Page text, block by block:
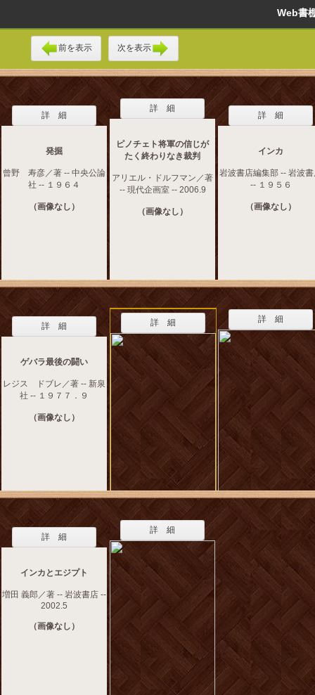
Web
前を表示 次を表示
詳 細
発掘
曾野 寿彦／著 -- 中央公論
社 -- １９６４
（画像なし）
詳 細
ピノチェト将軍の信じが
たく終わりなき裁判
アリエル・ドルフマン／著
-- 現代企画室 -- 2006.9
（画像なし）
詳 細
インカ
岩波書店編集部 -- 岩波
-- １９５６
（画像なし）
詳 細
ゲバラ最後の闘い
レジス ドブレ／著 -- 新泉
社 -- １９７７．９
（画像なし）
詳 細 詳 細
詳 細
インカとエジプト
増田 義郎／著 -- 岩波書店 --
2002.5
（画像なし）
詳 細